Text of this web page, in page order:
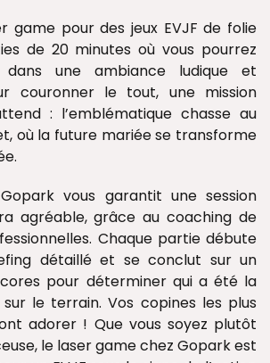
game pour des jeux EVJF de folie
de 20 minutes où vous pourrez
une ambiance ludique et
couronner le tout, une mission
: l’emblématique chasse au
où la future mariée se transforme
Gopark vous garantit une session
agréable, grâce au coaching de
Chaque partie débute
détaillé et se conclut sur un
pour déterminer qui a été la
le terrain. Vos copines les plus
adorer ! Que vous soyez plutôt
le laser game chez Gopark est